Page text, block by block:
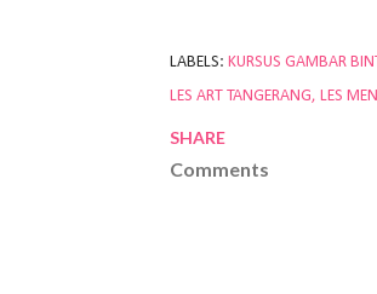
LABELS: KURSUS GAMBAR
LES ART TANGERANG LES
SHARE
Comments